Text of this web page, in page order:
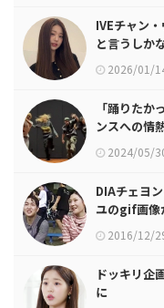
IVEチャン
と言うしか
2026/01/
「踊りた
ンスへの情
2024/05/
DIAチェヨ
ユのgif画像
2016/12/
ドッキリ企
に